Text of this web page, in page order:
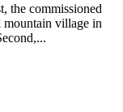
the commissioned
mountain village in